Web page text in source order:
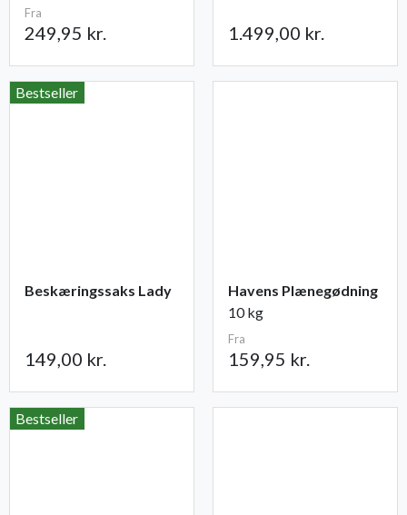
Fra
249,95 kr. 1.499,00 kr.
Bestseller
Beskæringssaks Lady
149,00 kr.
Havens Plænegødning
10 kg
Fra
159,95 kr.
Bestseller